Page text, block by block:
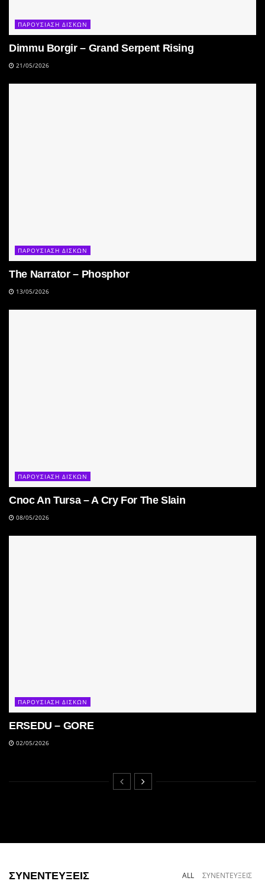
ΠΑΡΟΥΣΙΑΣΗ ΔΙΣΚΩΝ
Dimmu Borgir – Grand Serpent Rising
21/05/2026
ΠΑΡΟΥΣΙΑΣΗ ΔΙΣΚΩΝ
The Narrator – Phosphor
13/05/2026
ΠΑΡΟΥΣΙΑΣΗ ΔΙΣΚΩΝ
Cnoc An Tursa – A Cry For The Slain
08/05/2026
ΠΑΡΟΥΣΙΑΣΗ ΔΙΣΚΩΝ
ERSEDU – GORE
02/05/2026
ΣΥΝΕΝΤΕΥΞΕΙΣ ALL ΣΥΝΕΝΤΕΥΞΕΙΣ